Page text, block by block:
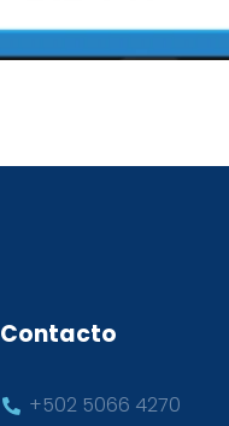
Contacto
+502 5066 4270